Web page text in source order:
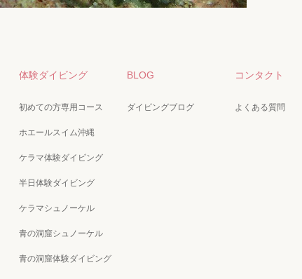
体験ダイビング
初めての方専用コース
ホエールスイム沖縄
ケラマ体験ダイビング
半日体験ダイビング
ケラマシュノーケル
青の洞窟シュノーケル
青の洞窟体験ダイビング
BLOG
ダイビングブログ
コンタクト
よくある質問